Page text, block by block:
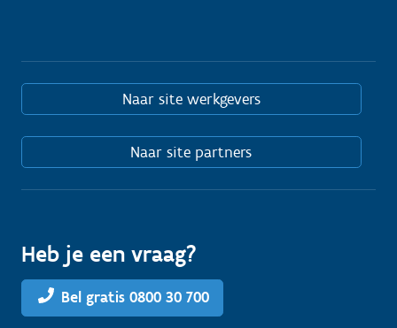
Naar site werkgevers
Naar site partners
Heb je een vraag?
Bel gratis 0800 30 700